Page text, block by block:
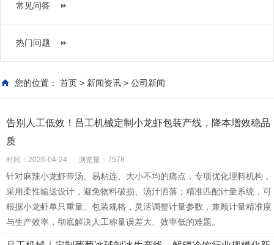
常见问答
热门问题
您的位置： 首页 > 新闻资讯 > 公司新闻
告别人工低效！吕工机械定制小龙虾包装产线，降本增效稳品
质
时间：2026-04-24 浏览量：7578
针对麻辣小龙虾带汤、易粘连、大小不均的痛点，专项优化理料机构，
采用柔性输送设计，避免物料破损、汤汁洒落；精准匹配计量系统，可
根据小龙虾单只重量、包装规格，灵活调整计量参数，兼顾计量精准度
与生产效率，彻底解决人工称量误差大、效率低的难题。